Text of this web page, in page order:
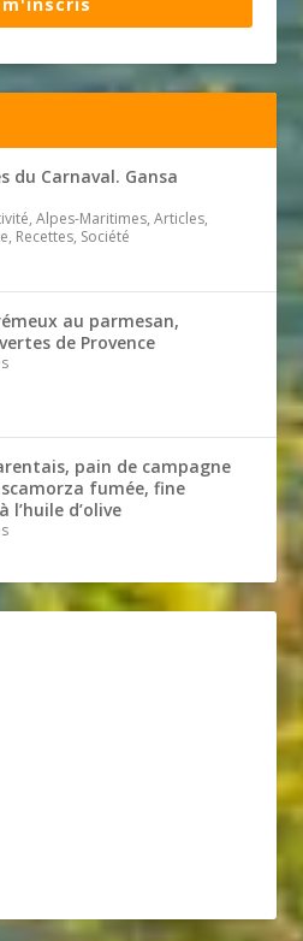
du Carnaval. Gansa
Alpes-Maritimes, Articles,
Recettes, Société
au parmesan,
de Provence
pain de campagne
fumée, fine
l’huile d’olive